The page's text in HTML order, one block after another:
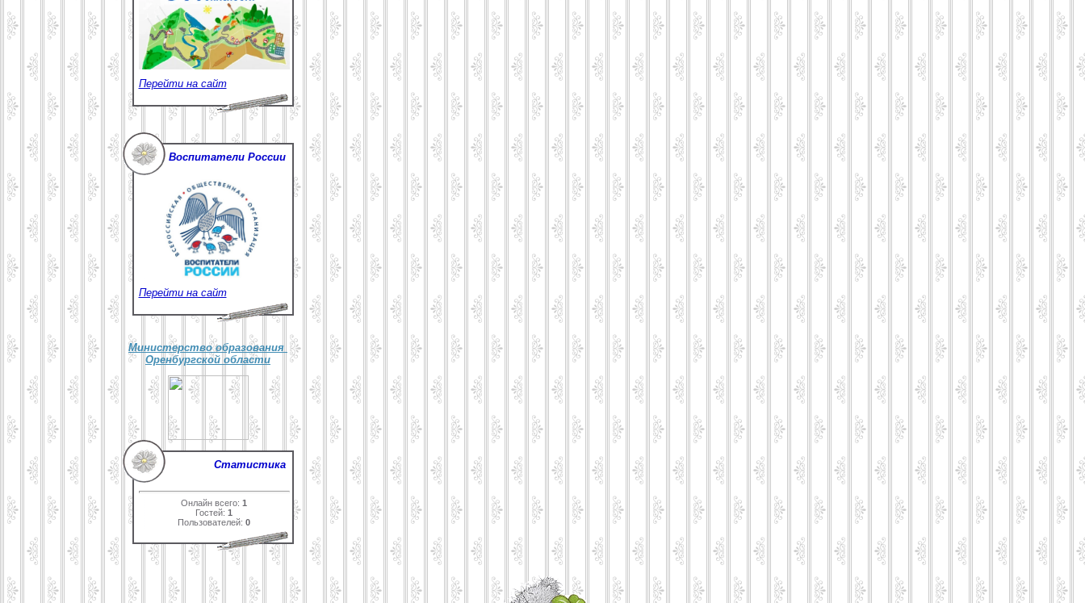
Перейти на сайт
Воспитатели России
Перейти на сайт
Министерство образования
Оренбургской области
Статистика
Онлайн всего: 1
Гостей: 1
Пользователей: 0